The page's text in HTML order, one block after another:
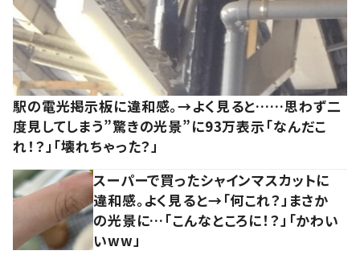
駅の電光掲示板に違和感。→よく見ると……思わず二
度見してしまう”驚きの光景”に93万表示「なんだこ
れ！？」「壊れちゃった？」
スーパーで買ったシャインマスカットに
違和感。よく見ると→「何これ？」まさか
の光景に…「こんなところに！？」「かわい
いww」